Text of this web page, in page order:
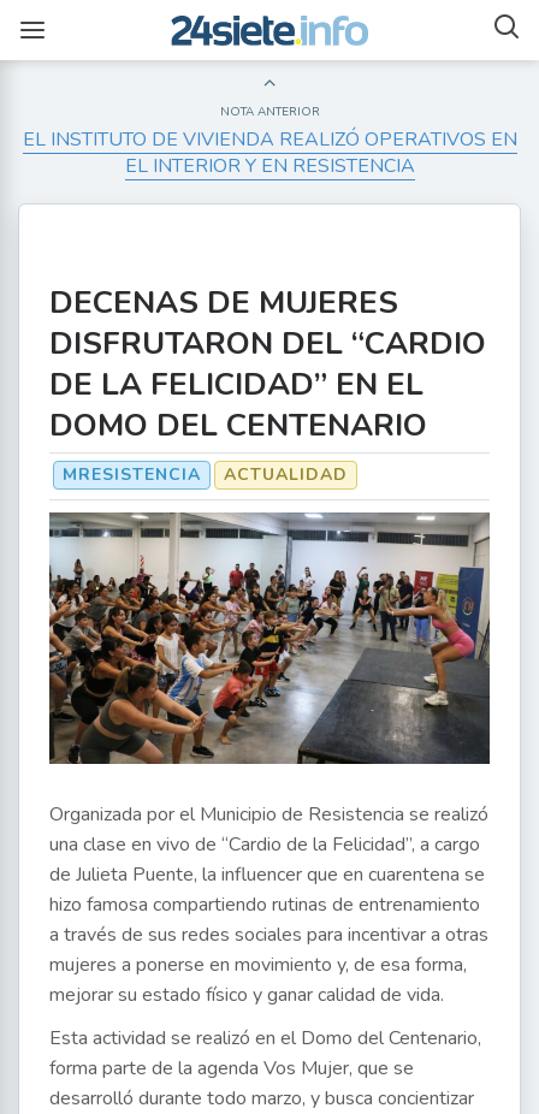
NOTA ANTERIOR
EL INSTITUTO DE VIVIENDA REALIZÓ OPERATIVOS EN
EL INTERIOR Y EN RESISTENCIA
DECENAS DE MUJERES
DISFRUTARON DEL “CARDIO
DE LA FELICIDAD” EN EL
DOMO DEL CENTENARIO
MRESISTENCIA ACTUALIDAD
Organizada por el Municipio de Resistencia se realizó
una clase en vivo de “Cardio de la Felicidad”, a cargo
de Julieta Puente, la influencer que en cuarentena se
hizo famosa compartiendo rutinas de entrenamiento
a través de sus redes sociales para incentivar a otras
mujeres a ponerse en movimiento y, de esa forma,
mejorar su estado físico y ganar calidad de vida.
Esta actividad se realizó en el Domo del Centenario,
forma parte de la agenda Vos Mujer, que se
desarrolló durante todo marzo, y busca concientizar